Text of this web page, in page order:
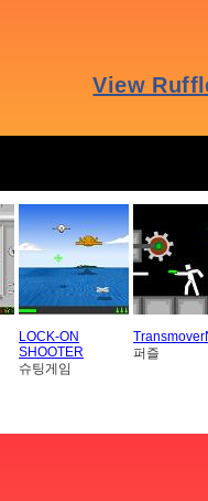
LOCK-ON
SHOOTER
슈팅게임
퍼즐